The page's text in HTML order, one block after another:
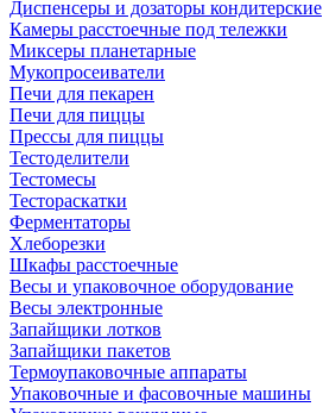
Диспенсеры и дозаторы кондитерские
Камеры расстоечные под тележки
Миксеры планетарные
Мукопросеиватели
Печи для пекарен
Печи для пиццы
Прессы для пиццы
Тестоделители
Тестомесы
Тестораскатки
Ферментаторы
Хлеборезки
Шкафы расстоечные
Весы и упаковочное оборудование
Весы электронные
Запайщики лотков
Запайщики пакетов
Термоупаковочные аппараты
Упаковочные и фасовочные машины